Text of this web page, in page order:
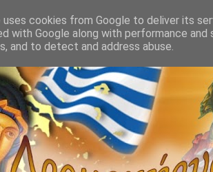
uses cookies from Google to deliver its
with Google along with performance
and to detect and address abuse.